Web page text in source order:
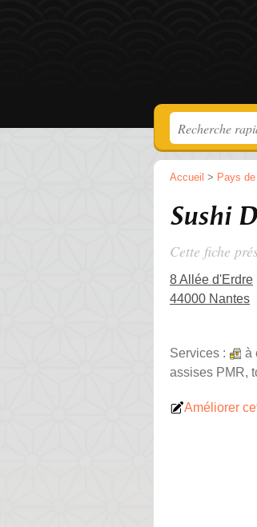
Accueil > Pays
Sushi
Cette fiche
8 Allée d'Erdre
44000 Nantes
Services : à
assises PMR,
Améliorer